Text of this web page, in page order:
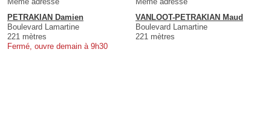
PETRAKIAN Damien
Boulevard Lamartine
221 mètres
Fermé, ouvre demain à 9h30
VANLOOT-PETRAKIAN Maud
Boulevard Lamartine
221 mètres